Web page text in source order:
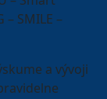
– SMILE –
a vývoji